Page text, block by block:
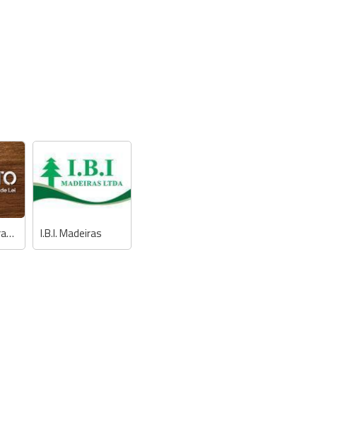
Cabrito Madeiras de Lei I.B.I. Madeiras